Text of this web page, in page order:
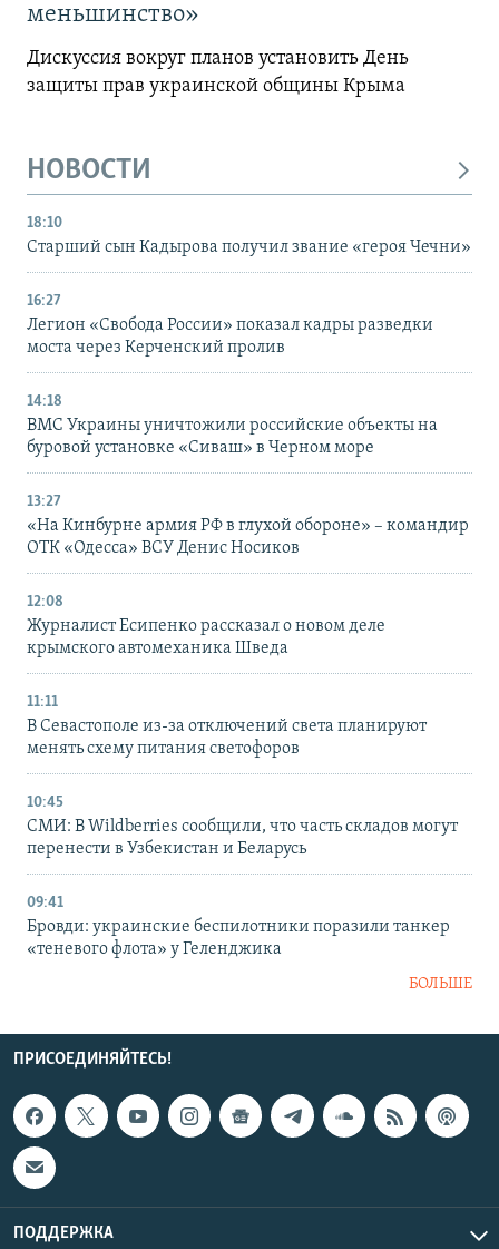
меньшинство»
Дискуссия вокруг планов установить День
защиты прав украинской общины Крыма
НОВОСТИ
18:10
Старший сын Кадырова получил звание «героя Чечни»
16:27
Легион «Свобода России» показал кадры разведки
моста через Керченский пролив
14:18
ВМС Украины уничтожили российские объекты на
буровой установке «Сиваш» в Черном море
13:27
«На Кинбурне армия РФ в глухой обороне» – командир
ОТК «Одесса» ВСУ Денис Носиков
12:08
Журналист Есипенко рассказал о новом деле
крымского автомеханика Шведа
11:11
В Севастополе из-за отключений света планируют
менять схему питания светофоров
10:45
СМИ: В Wildberries сообщили, что часть складов могут
перенести в Узбекистан и Беларусь
09:41
Бровди: украинские беспилотники поразили танкер
«теневого флота» у Геленджика
БОЛЬШЕ
ПРИСОЕДИНЯЙТЕСЬ!
ПОДДЕРЖКА